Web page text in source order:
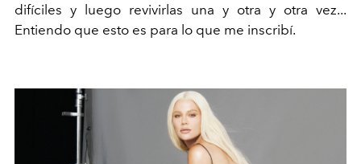
difíciles y luego revivirlas una y otra y otra vez...
Entiendo que esto es para lo que me inscribí.